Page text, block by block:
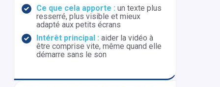
Ce que cela apporte : un texte plus
resserré, plus visible et mieux
adapté aux petits écrans
Intérêt principal : aider la vidéo à
être comprise vite, même quand elle
démarre sans le son